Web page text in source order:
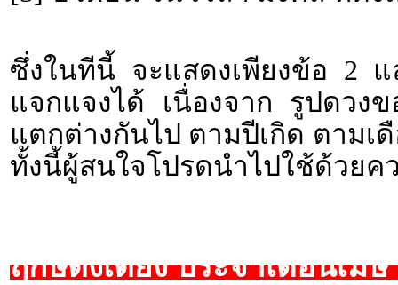
ซึ่งในทีนี้ จะแสดงเพียงข้อ 2
แจกแจงได้ เนื่องจาก รูปดวง
แตกต่างกันไป ตามปีเกิด ตามเ
ทั้งนี้ผู้สนใจโปรดนำไปใช้ด้วยค
ฤกษ์ตั้งเตียง ประจำเดือนเมษ